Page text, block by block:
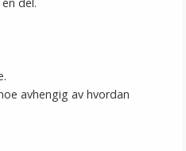
avhengig av hvordan